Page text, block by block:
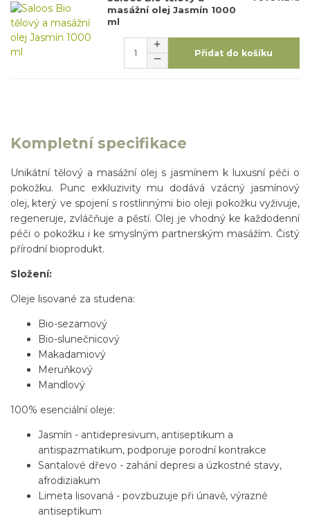
masážní olej Jasmín 1000
ml
Přidat do košíku
Kompletní specifikace
Unikátní tělový a masážní olej s jasmínem k luxusní péči o
pokožku. Punc exkluzivity mu dodává vzácný jasmínový
olej, který ve spojení s rostlinnými bio oleji pokožku vyživuje,
regeneruje, zvláčňuje a pěstí. Olej je vhodný ke každodenní
péči o pokožku i ke smyslným partnerským masážím. Čistý
přírodní bioprodukt.
Složení:
Oleje lisované za studena:
Bio-sezamový
Bio-slunečnicový
Makadamiový
Meruňkový
Mandlový
100% esenciální oleje:
Jasmín - antidepresivum, antiseptikum a
antispazmatikum, podporuje porodní kontrakce
Santalové dřevo - zahání depresi a úzkostné stavy,
afrodiziakum
Limeta lisovaná - povzbuzuje při únavě, výrazné
antiseptikum